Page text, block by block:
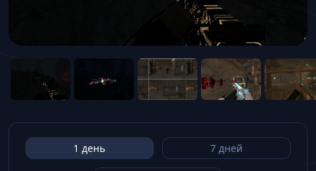
1 день 7 дней